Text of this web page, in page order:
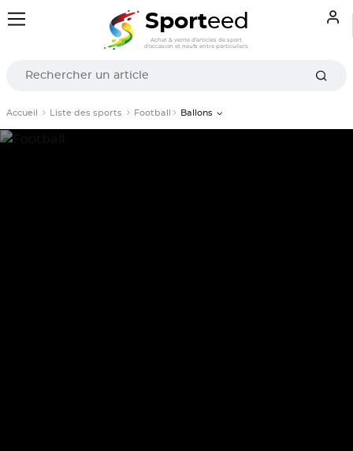
Sporteed
Achat & vente d'articles de sport
d'occasion et neufs entre particuliers
Accueil Liste des sports Football Ballons